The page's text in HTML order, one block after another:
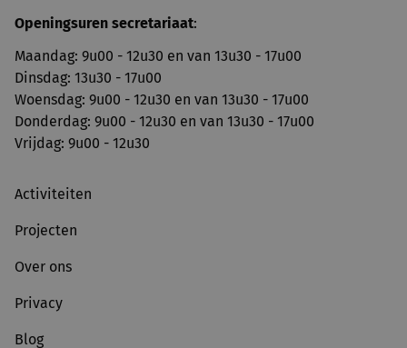
Openingsuren secretariaat:
Maandag: 9u00 - 12u30 en van 13u30 - 17u00
Dinsdag: 13u30 - 17u00
Woensdag: 9u00 - 12u30 en van 13u30 - 17u00
Donderdag: 9u00 - 12u30 en van 13u30 - 17u00
Vrijdag: 9u00 - 12u30
Activiteiten
Projecten
Over ons
Privacy
Blog